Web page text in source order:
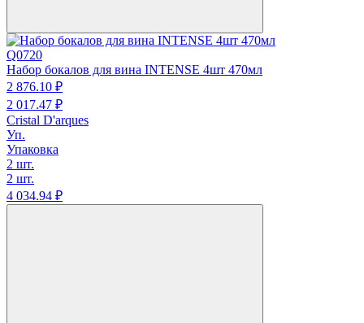
Q0720
Набор бокалов для вина INTENSE 4шт 470мл
2 876.10 ₽
2 017.47 ₽
Cristal D'arques
Уп.
Упаковка
2 шт.
2 шт.
4 034.94 ₽